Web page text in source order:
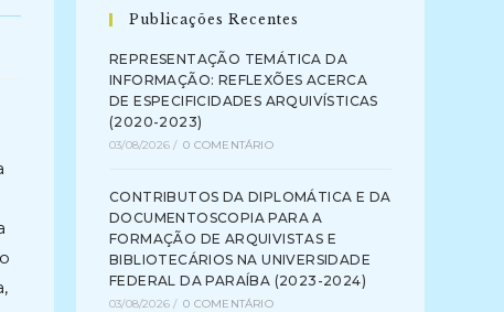
Publicações Recentes
REPRESENTAÇÃO TEMÁTICA DA
INFORMAÇÃO: REFLEXÕES ACERCA
DE ESPECIFICIDADES ARQUIVÍSTICAS
(2020-2023)
03/08/2026 / 0 COMENTÁRIO
CONTRIBUTOS DA DIPLOMÁTICA E DA
DOCUMENTOSCOPIA PARA A
FORMAÇÃO DE ARQUIVISTAS E
BIBLIOTECÁRIOS NA UNIVERSIDADE
FEDERAL DA PARAÍBA (2023-2024)
03/08/2026 / 0 COMENTÁRIO